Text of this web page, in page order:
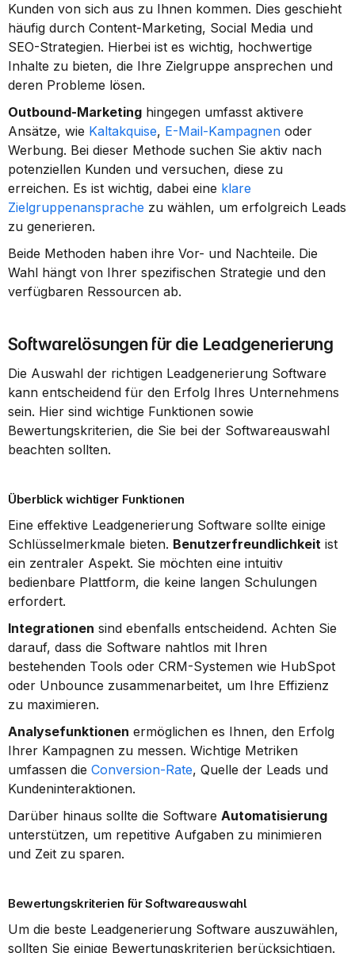
Kunden von sich aus zu Ihnen kommen. Dies geschieht
häufig durch Content-Marketing, Social Media und
SEO-Strategien. Hierbei ist es wichtig, hochwertige
Inhalte zu bieten, die Ihre Zielgruppe ansprechen und
deren Probleme lösen.
Outbound-Marketing hingegen umfasst aktivere
Ansätze, wie Kaltakquise, E-Mail-Kampagnen oder
Werbung. Bei dieser Methode suchen Sie aktiv nach
potenziellen Kunden und versuchen, diese zu
erreichen. Es ist wichtig, dabei eine klare
Zielgruppenansprache zu wählen, um erfolgreich Leads
zu generieren.
Beide Methoden haben ihre Vor- und Nachteile. Die
Wahl hängt von Ihrer spezifischen Strategie und den
verfügbaren Ressourcen ab.
Softwarelösungen für die Leadgenerierung
Die Auswahl der richtigen Leadgenerierung Software
kann entscheidend für den Erfolg Ihres Unternehmens
sein. Hier sind wichtige Funktionen sowie
Bewertungskriterien, die Sie bei der Softwareauswahl
beachten sollten.
Überblick wichtiger Funktionen
Eine effektive Leadgenerierung Software sollte einige
Schlüsselmerkmale bieten. Benutzerfreundlichkeit ist
ein zentraler Aspekt. Sie möchten eine intuitiv
bedienbare Plattform, die keine langen Schulungen
erfordert.
Integrationen sind ebenfalls entscheidend. Achten Sie
darauf, dass die Software nahtlos mit Ihren
bestehenden Tools oder CRM-Systemen wie HubSpot
oder Unbounce zusammenarbeitet, um Ihre Effizienz
zu maximieren.
Analysefunktionen ermöglichen es Ihnen, den Erfolg
Ihrer Kampagnen zu messen. Wichtige Metriken
umfassen die Conversion-Rate, Quelle der Leads und
Kundeninteraktionen.
Darüber hinaus sollte die Software Automatisierung
unterstützen, um repetitive Aufgaben zu minimieren
und Zeit zu sparen.
Bewertungskriterien für Softwareauswahl
Um die beste Leadgenerierung Software auszuwählen,
sollten Sie einige Bewertungskriterien berücksichtigen.